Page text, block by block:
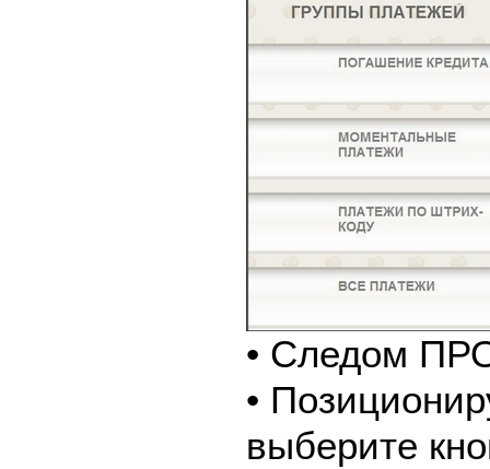
• Следом
•
выберите